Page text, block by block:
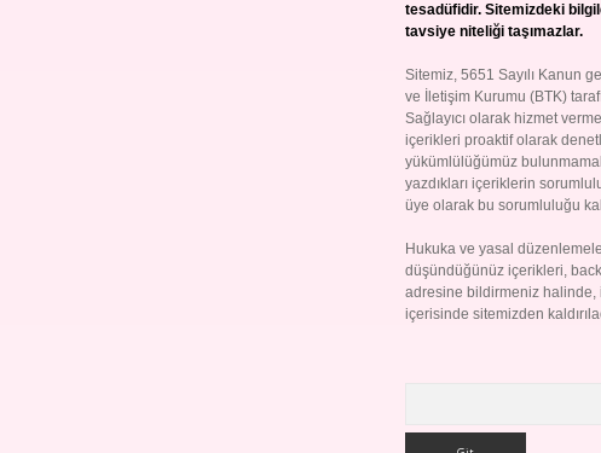
tesadüfidir. Sitemizdeki
tavsiye niteliği taşımazlar.
Sitemiz, 5651 Sayılı Kanun
ve İletişim Kurumu (BTK)
Sağlayıcı olarak hizmet
içerikleri proaktif olarak
yükümlülüğümüz
yazdıkları içeriklerin
üye olarak bu sorumluluğu
Hukuka ve yasal
düşündüğünüz içerikleri,
adresine bildirmeniz halinde,
içerisinde sitemizden